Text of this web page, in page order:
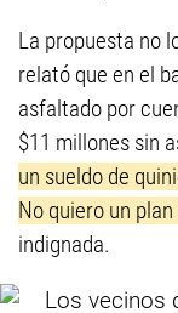
La propuesta no
relató que en el
asfaltado por
$11 millones sin
un sueldo de
No quiero un
indignada.